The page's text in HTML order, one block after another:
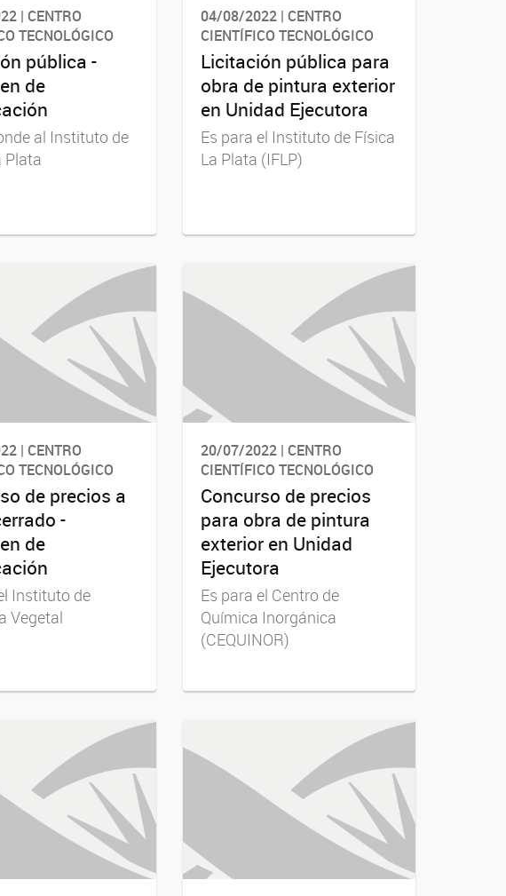
| CENTRO
TECNOLÓGICO
pública -
de
al Instituto de
Plata
04/08/2022 | CENTRO
CIENTÍFICO TECNOLÓGICO
Licitación pública para
obra de pintura exterior
en Unidad Ejecutora
Es para el Instituto de Física
La Plata (IFLP)
| CENTRO
TECNOLÓGICO
de precios a
-
de
Instituto de
Vegetal
20/07/2022 | CENTRO
CIENTÍFICO TECNOLÓGICO
Concurso de precios
para obra de pintura
exterior en Unidad
Ejecutora
Es para el Centro de
Química Inorgánica
(CEQUINOR)